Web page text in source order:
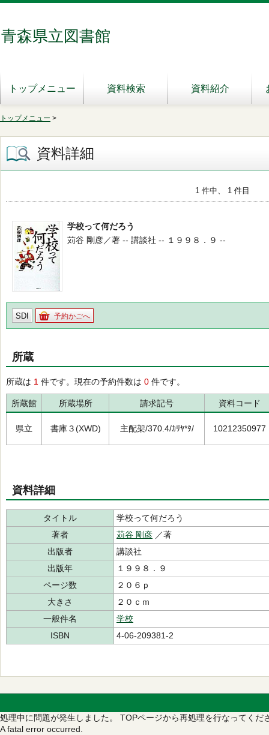
青森県立図書館
トップメニュー 資料検索 資料紹介
トップメニュー >
資料詳細
1 件中、 1 件目
学校って何だろう
苅谷 剛彦／著 -- 講談社 -- １９９８．９ --
SDI 予約かごへ
所蔵
所蔵は 1 件です。現在の予約件数は 0 件です。
所蔵館 所蔵場所 請求記号 資料コード
県立 書庫３(XWD) 主配架/370.4/ｶﾘﾔ*ﾀ/ 10212350977
資料詳細
タイトル
学校って何だろう
著者
苅谷 剛彦 ／著
出版者
講談社
出版年
１９９８．９
ページ数
２０６ｐ
大きさ
２０ｃｍ
一般件名
学校
ISBN
4-06-209381-2
処理中に問題が発生しました。 TOPページから再処理を行なってくだ
A fatal error occurred.